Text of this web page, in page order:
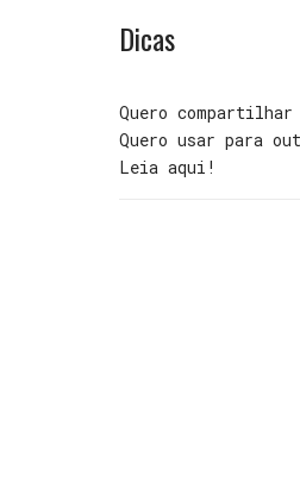
Dicas
Quero compartilhar
Quero usar para
Leia aqui!